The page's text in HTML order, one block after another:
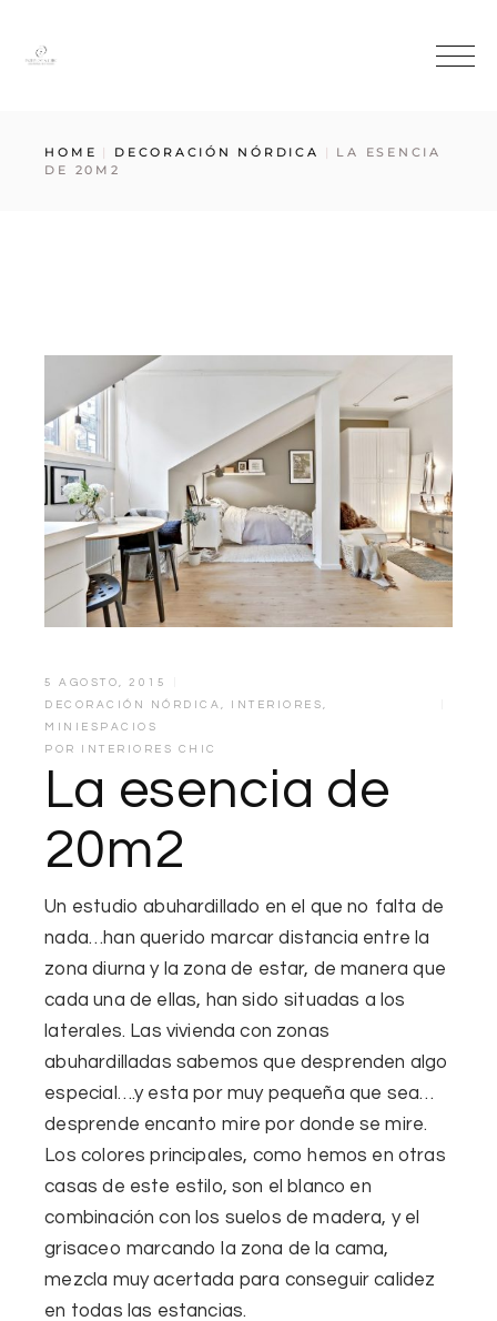
HOME DECORACIÓN NÓRDICA
LA ESENCIA
DE 20M2
5 AGOSTO, 2015
DECORACIÓN NÓRDICA, INTERIORES,
MINIESPACIOS
POR
INTERIORES CHIC
La esencia de
20m2
Un estudio abuhardillado en el que no falta de
nada…han querido marcar distancia entre la
zona diurna y la zona de estar, de manera que
cada una de ellas, han sido situadas a los
laterales. Las vivienda con zonas
abuhardilladas sabemos que desprenden algo
especial ….y esta por muy pequeña que sea…
desprende encanto mire por donde se mire.
Los colores principales, como hemos en otras
casas de este estilo, son el blanco en
combinación con los suelos de madera, y el
grisaceo marcando la zona de la cama,
mezcla muy acertada para conseguir calidez
en todas las estancias.